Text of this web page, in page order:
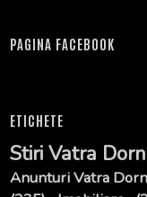
PAGINA FACEBOOK
ETICHETE
Stiri Vatra
Anunturi Vatra